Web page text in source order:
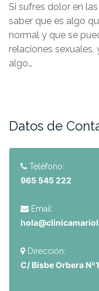
Si sufres dolor en
saber que es algo
normal y que se
relaciones sexuales,
algo…
Datos de
Teléfono:
965 545 222
Email:
Dirección:
C/ Bisbe Orbera